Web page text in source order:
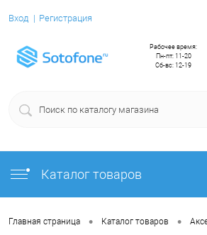
Вход Регистрация
Рабочее время:
Пн-пт: 11-20
Сб-вс: 12-19
Каталог товаров
Главная страница • Каталог товаров •